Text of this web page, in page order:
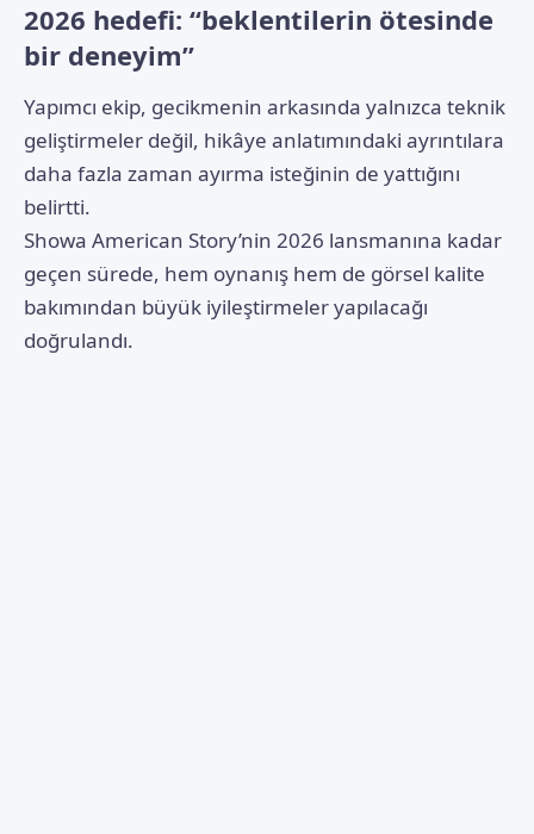
2026 hedefi: “beklentilerin ötesinde
bir deneyim”
Yapımcı ekip, gecikmenin arkasında yalnızca teknik
geliştirmeler değil, hikâye anlatımındaki ayrıntılara
daha fazla zaman ayırma isteğinin de yattığını
belirtti.
Showa American Story’nin 2026 lansmanına kadar
geçen sürede, hem oynanış hem de görsel kalite
bakımından büyük iyileştirmeler yapılacağı
doğrulandı.